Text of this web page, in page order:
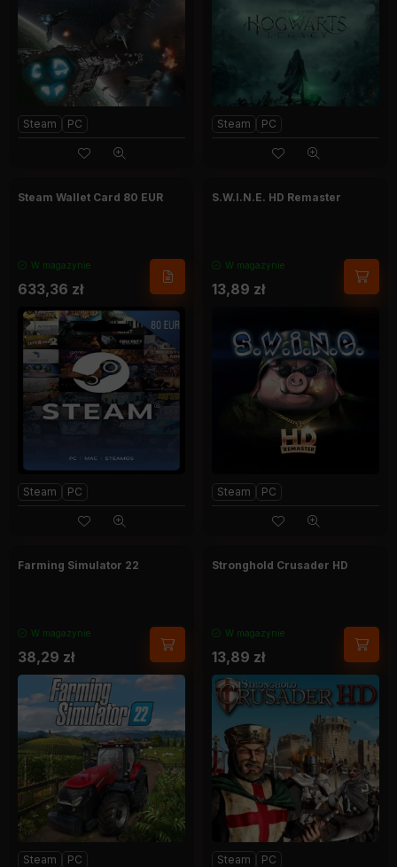
Steam PC Steam PC
Steam Wallet Card 80 EUR
W magazynie
633,36 zł
Steam PC
S.W.I.N.E. HD Remaster
W magazynie
13,89 zł
Steam PC
Farming Simulator 22
W magazynie
38,29 zł
Steam PC
Stronghold Crusader HD
W magazynie
13,89 zł
Steam PC